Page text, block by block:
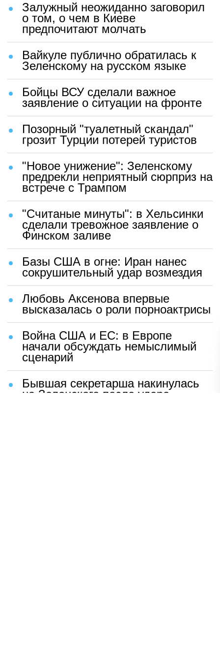
Залужный неожиданно заговорил
о том, о чем в Киеве
предпочитают молчать
Вайкуле публично обратилась к
Зеленскому на русском языке
Бойцы ВСУ сделали важное
заявление о ситуации на фронте
Позорный "туалетный скандал"
грозит Турции потерей туристов
"Новое унижение": Зеленскому
предрекли неприятный сюрприз на
встрече с Трампом
"Считаные минуты": в Хельсинки
сделали тревожное заявление о
Финском заливе
Базы США в огне: Иран нанес
сокрушительный удар возмездия
Любовь Аксенова впервые
высказалась о роли порноактрисы
Война США и ЕС: в Европе
начали обсуждать немыслимый
сценарий
Бывшая секретарша накинулась
на Зеленского после удара